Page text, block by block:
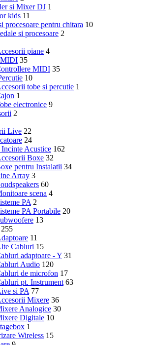
si Mixer DJ 1
kids 11
procesoare pentru chitara 10
si procesoare 2
piane 4
MIDI 35
MIDI 35
10
tobe si percutie 1
1
electronice 9
2
Live 22
24
Acustice 162
Boxe 32
pentru Instalatii 34
Array 3
60
scena 4
PA 2
PA Portabile 20
13
255
11
Cabluri 15
adaptoare - Y 31
Audio 120
de microfon 17
pt. Instrument 63
si PA 77
Mixere 36
Analogice 30
Digitale 10
1
Wireless 15